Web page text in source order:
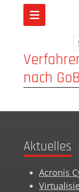
nach
Aktuelles
Acronis